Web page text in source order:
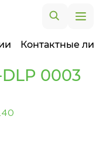
Контактные
0003